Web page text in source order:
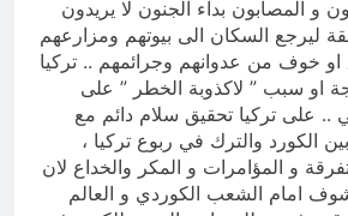
و المصابون بداء الجنون لا يريدون
ليرجع السكان الى بيوتهم ومزارعهم
خوف من عدوانهم وجرائمهم .. تركيا
او سبب ” لاكذوبة الخطر ” على
.. على تركيا تحقيق سلام دائم مع
بين الكورد والترك في ربوع تركيا ،
و المؤامرات و المكر والخداع لان
امام الشعب الكوردي و العالم